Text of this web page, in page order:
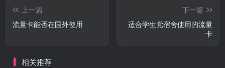
上一篇
流量卡能否在国外使用​
下一篇
适合学生党宿舍使用的流量
卡​
相关推荐